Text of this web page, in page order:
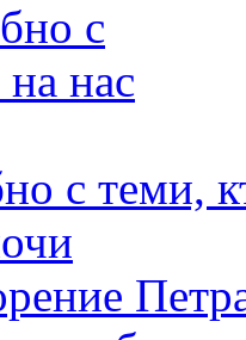
с теми,